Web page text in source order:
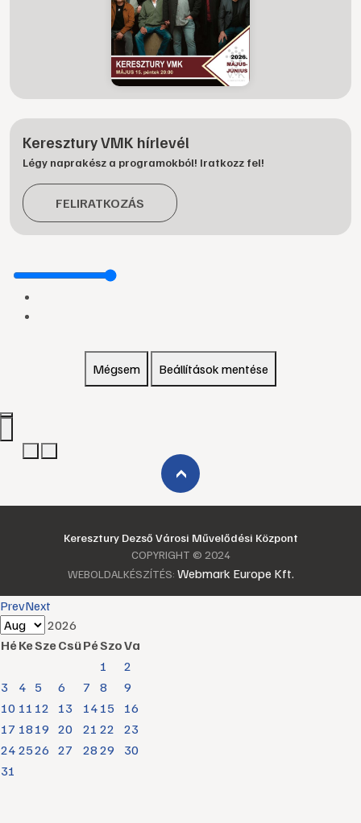
Keresztury VMK hírlevél
Légy naprakész a programokból! Iratkozz fel!
FELIRATKOZÁS
Mégsem Beállítások mentése
›
Keresztury Dezső Városi Művelődési Központ
COPYRIGHT © 2024
WEBOLDALKÉSZÍTÉS: Webmark Europe Kft.
PrevNext
2026
HéKeSzeCsüPéSzoVa
1
2
3
4 5 6 7 8
9
10 11 12 13 14 15
16
17 18 19 20 21 22
23
24 2526 27 28 29
30
31